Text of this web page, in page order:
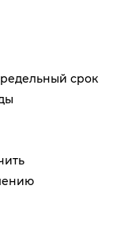
срок